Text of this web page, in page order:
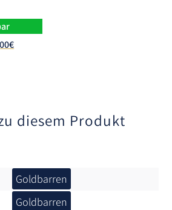
diesem Produkt
Goldbarren
Goldbarren